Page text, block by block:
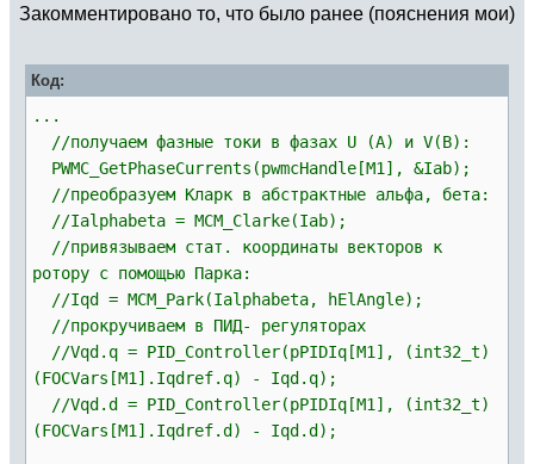
Закомментировано то, что было ранее (пояснения мои)
Код:
...
//получаем фазные токи в фазах U (A) и V(B):
PWMC_GetPhaseCurrents(pwmcHandle[M1], &Iab);
//преобразуем Кларк в абстрактные альфа, бета:
//Ialphabeta = MCM_Clarke(Iab);
//привязываем стат. координаты векторов к
ротору с помощью Парка:
//Iqd = MCM_Park(Ialphabeta, hElAngle);
//прокручиваем в ПИД- регуляторах
//Vqd.q = PID_Controller(pPIDIq[M1], (int32_t)
(FOCVars[M1].Iqdref.q) - Iqd.q);
//Vqd.d = PID_Controller(pPIDIq[M1], (int32_t)
(FOCVars[M1].Iqdref.d) - Iqd.d);